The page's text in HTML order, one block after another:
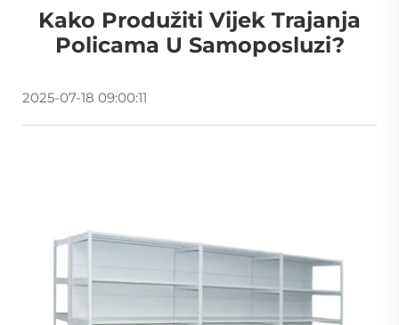
Kako Produžiti Vijek Trajanja
Policama U Samoposluzi?
2025-07-18 09:00:11